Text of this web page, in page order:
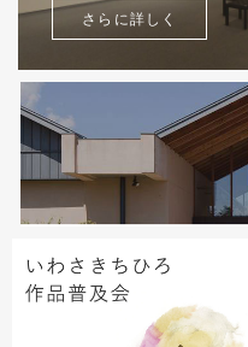
さらに詳しく